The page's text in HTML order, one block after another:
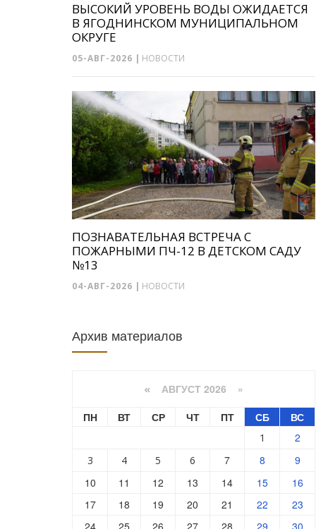
ВЫСОКИЙ УРОВЕНЬ ВОДЫ ОЖИДАЕТСЯ
В ЯГОДНИНСКОМ МУНИЦИПАЛЬНОМ
ОКРУГЕ
05-АВГ-2026 НОВОСТИ
ПОЗНАВАТЕЛЬНАЯ ВСТРЕЧА С
ПОЖАРНЫМИ ПЧ-12 В ДЕТСКОМ САДУ
№13
04-АВГ-2026 | НОВОСТИ
Архив материалов
« АВГУСТ 2026 »
ПН
ВТ СР ЧТ ПТ СБ ВС
1 2
3 4 5 6 7 8
9
10
11 12 13 14 15
16
17
18 19 20 21 22
23
24
25 26 27 28 29 30